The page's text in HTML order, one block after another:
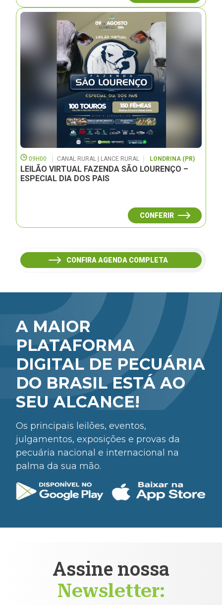
09H00 CANAL RURAL | LANCE RURAL LONDRINA (PR)
LEILÃO VIRTUAL FAZENDA SÃO LOURENÇO –
ESPECIAL DIA DOS PAIS
CONFERIR
CONFIRA AGENDA COMPLETA
A MAIOR
PLATAFORMA
DIGITAL DE PECUÁRIA
DO BRASIL ESTÁ AO
SEU ALCANCE!
Os principais leilões, eventos,
julgamentos, exposições e provas da
pecuária nacional e internacional na
palma da sua mão.
Assine nossa
Newsletter: